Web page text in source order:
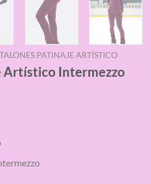
PATINAJE ARTÍSTICO
Artístico Intermezzo